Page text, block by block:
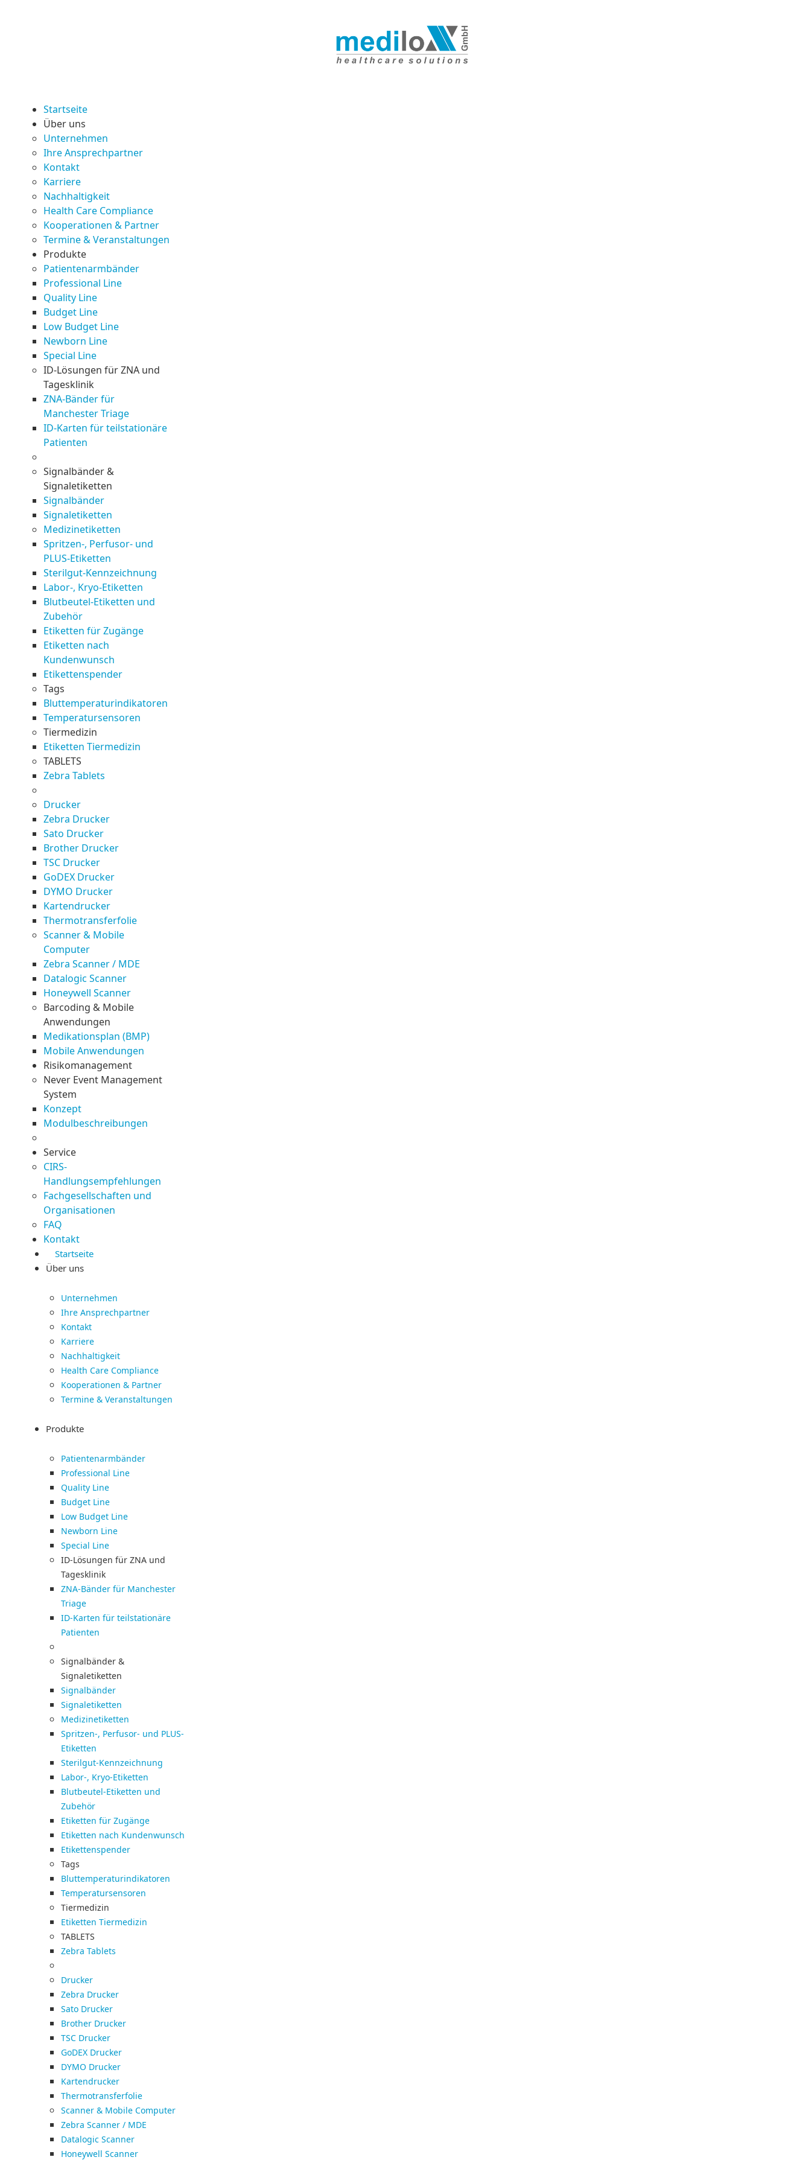
Startseite
Über uns
Unternehmen
Ihre Ansprechpartner
Kontakt
Karriere
Nachhaltigkeit
Health Care Compliance
Kooperationen & Partner
Termine & Veranstaltungen
Produkte
Patientenarmbänder
Professional Line
Quality Line
Budget Line
Low Budget Line
Newborn Line
Special Line
ID-Lösungen für ZNA und
Tagesklinik
ZNA-Bänder für
Manchester Triage
ID-Karten für teilstationäre
Patienten
Signalbänder &
Signaletiketten
Signalbänder
Signaletiketten
Medizinetiketten
Spritzen-, Perfusor- und
PLUS-Etiketten
Sterilgut-Kennzeichnung
Labor-, Kryo-Etiketten
Blutbeutel-Etiketten und
Zubehör
Etiketten für Zugänge
Etiketten nach
Kundenwunsch
Etikettenspender
Tags
Bluttemperaturindikatoren
Temperatursensoren
Tiermedizin
Etiketten Tiermedizin
TABLETS
Zebra Tablets
Drucker
Zebra Drucker
Sato Drucker
Brother Drucker
TSC Drucker
GoDEX Drucker
DYMO Drucker
Kartendrucker
Thermotransferfolie
Scanner & Mobile
Computer
Zebra Scanner / MDE
Datalogic Scanner
Honeywell Scanner
Barcoding & Mobile
Anwendungen
Medikationsplan (BMP)
Mobile Anwendungen
Risikomanagement
Never Event Management
System
Konzept
Modulbeschreibungen
Service
CIRS-
Handlungsempfehlungen
Fachgesellschaften und
Organisationen
FAQ
Kontakt
Startseite
Über uns
Unternehmen
Ihre Ansprechpartner
Kontakt
Karriere
Nachhaltigkeit
Health Care Compliance
Kooperationen & Partner
Termine & Veranstaltungen
Produkte
Patientenarmbänder
Professional Line
Quality Line
Budget Line
Low Budget Line
Newborn Line
Special Line
ID-Lösungen für ZNA und
Tagesklinik
ZNA-Bänder für Manchester
Triage
ID-Karten für teilstationäre
Patienten
Signalbänder &
Signaletiketten
Signalbänder
Signaletiketten
Medizinetiketten
Spritzen-, Perfusor- und PLUS-
Etiketten
Sterilgut-Kennzeichnung
Labor-, Kryo-Etiketten
Blutbeutel-Etiketten und
Zubehör
Etiketten für Zugänge
Etiketten nach Kundenwunsch
Etikettenspender
Tags
Bluttemperaturindikatoren
Temperatursensoren
Tiermedizin
Etiketten Tiermedizin
TABLETS
Zebra Tablets
Drucker
Zebra Drucker
Sato Drucker
Brother Drucker
TSC Drucker
GoDEX Drucker
DYMO Drucker
Kartendrucker
Thermotransferfolie
Scanner & Mobile Computer
Zebra Scanner / MDE
Datalogic Scanner
Honeywell Scanner